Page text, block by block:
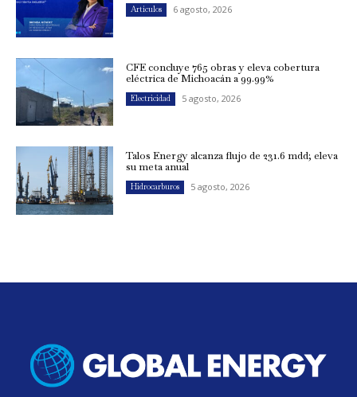
Artículos 6 agosto, 2026
CFE concluye 765 obras y eleva cobertura
eléctrica de Michoacán a 99.99%
Electricidad 5 agosto, 2026
Talos Energy alcanza flujo de 231.6 mdd; eleva
su meta anual
Hidrocarburos 5 agosto, 2026